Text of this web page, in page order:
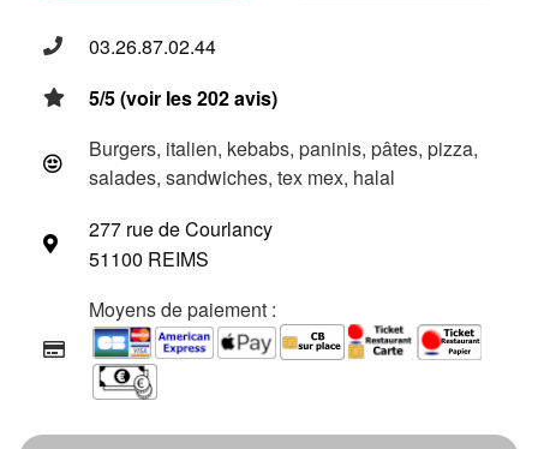
03.26.87.02.44
5/5 (voir les 202 avis)
Burgers, italien, kebabs, paninis, pâtes, pizza,
salades, sandwiches, tex mex, halal
277 rue de Courlancy
51100 REIMS
Moyens de paiement :